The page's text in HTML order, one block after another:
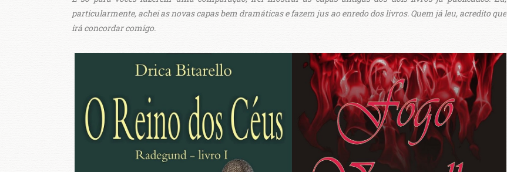
particularmente, achei as novas capas bem dramáticas e fazem jus ao enredo dos livros. Quem já leu, acredito que
irá concordar comigo.